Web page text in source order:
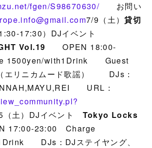
fgen/S98670630/ お問い
7/9（土）貸切
17:30）DJイベント
Vol.19 OPEN 18:00-
1500yen/with1Drink Guest
エリニカムード歌謡） DJs：
URL：
（土）DJイベント Tokyo Locks
23:00 Charge
DJs：DJステイヤング、